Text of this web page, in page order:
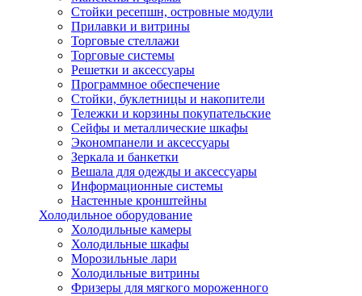
Стойки ресепшн, островные модули
Прилавки и витрины
Торговые стеллажи
Торговые системы
Решетки и аксессуары
Программное обеспечение
Стойки, буклетницы и накопители
Тележки и корзины покупательские
Сейфы и металлические шкафы
Экономпанели и аксессуары
Зеркала и банкетки
Вешала для одежды и аксессуары
Информационные системы
Настенные кронштейны
Холодильное оборудование
Холодильные камеры
Холодильные шкафы
Морозильные лари
Холодильные витрины
Фризеры для мягкого мороженного